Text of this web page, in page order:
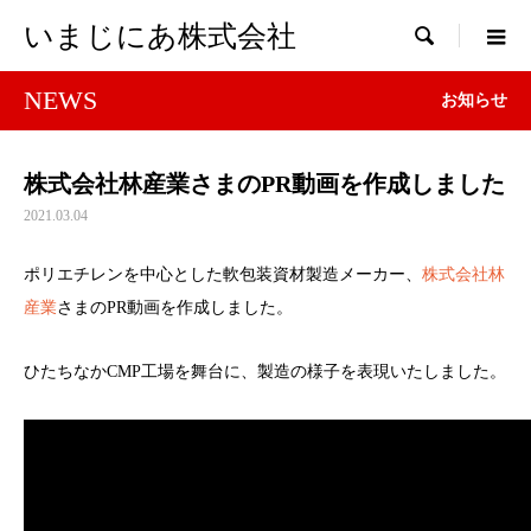
いまじにあ株式会社 
NEWS お知らせ
株式会社林産業さまのPR動画を作成しました
2021.03.04
ポリエチレンを中心とした軟包装資材製造メーカー、 株式会社林
産業さまのPR動画を作成しました。
ひたちなかCMP工場を舞台に、製造の様子を表現いたしました。